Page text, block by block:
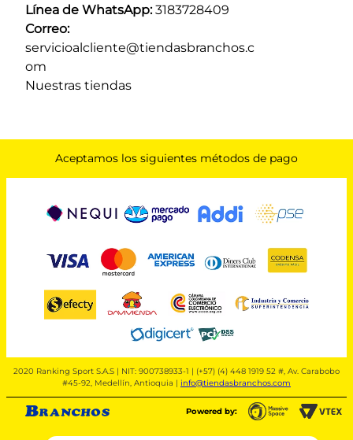
Línea de WhatsApp: 3183728409
Correo:
servicioalcliente@tiendasbranchos.c
om
Nuestras tiendas
Aceptamos los siguientes métodos de pago
2020 Ranking Sport S.A.S | NIT: 900738933-1 | (+57) (4) 448 1919 52 #, Av. Carabobo
#45-92, Medellín, Antioquia | info@tiendasbranchos.com
Powered by: